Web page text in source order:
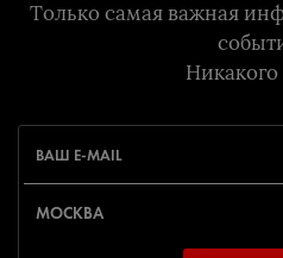
Только самая важная